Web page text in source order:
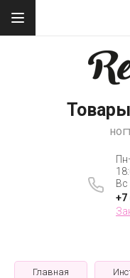
Вс
+7
Главная